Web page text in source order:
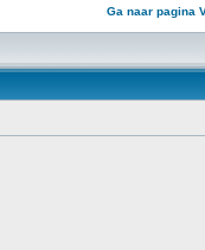
Ga naar pagina